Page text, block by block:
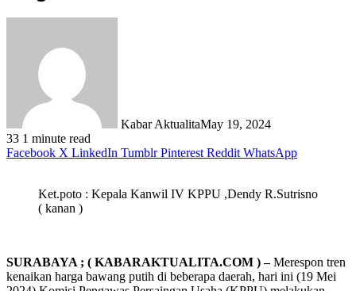
Kabar AktualitaMay 19, 2024
33 1 minute read
Facebook X LinkedIn Tumblr Pinterest Reddit WhatsApp
Ket.poto : Kepala Kanwil IV KPPU ,Dendy R.Sutrisno
( kanan )
SURABAYA ; ( KABARAKTUALITA.COM ) –Merespon tren
kenaikan harga bawang putih di beberapa daerah, hari ini (19 Mei